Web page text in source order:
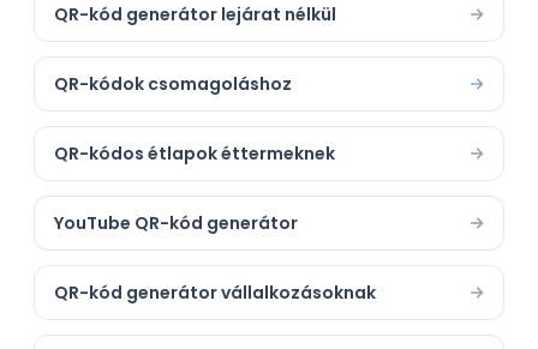
QR-kód generátor lejárat nélkül
QR-kódok csomagoláshoz
QR-kódos étlapok éttermeknek
YouTube QR-kód generátor
QR-kód generátor vállalkozásoknak